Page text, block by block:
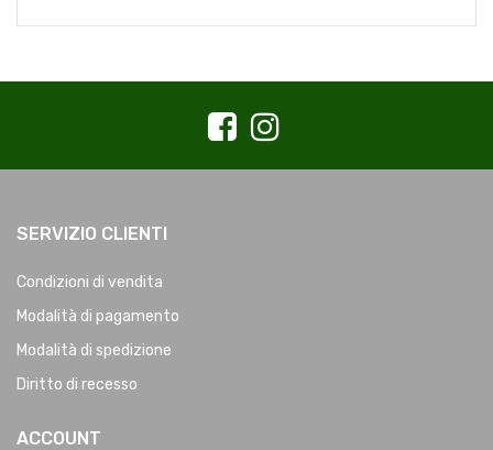
SERVIZIO CLIENTI
Condizioni di vendita
Modalità di pagamento
Modalità di spedizione
Diritto di recesso
ACCOUNT